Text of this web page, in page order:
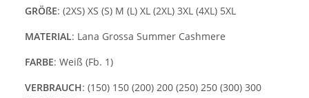
GRÖßE: (2XS) XS (S) M (L) XL (2XL) 3XL (4XL) 5XL
MATERIAL: Lana Grossa Summer Cashmere
FARBE: Weiß (Fb. 1)
VERBRAUCH: (150) 150 (200) 200 (250) 250 (300) 300